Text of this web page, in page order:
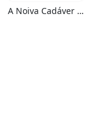
A Noiva Cadáver (Relançamento)